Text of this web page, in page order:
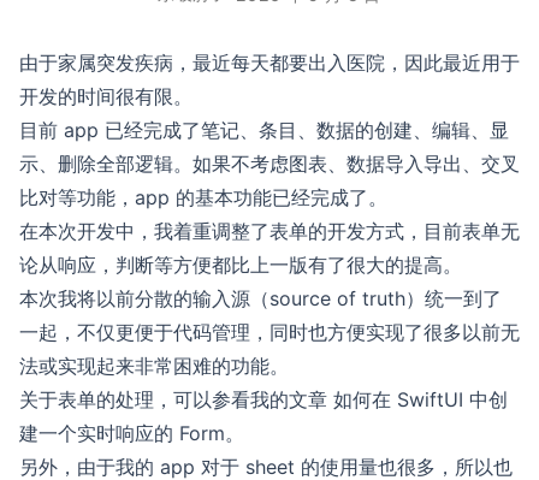
由于家属突发疾病，最近每天都要出入医院，因此最近用于
开发的时间很有限。
目前 app 已经完成了笔记、条目、数据的创建、编辑、显
示、删除全部逻辑。如果不考虑图表、数据导入导出、交叉
比对等功能，app 的基本功能已经完成了。
在本次开发中，我着重调整了表单的开发方式，目前表单无
论从响应，判断等方便都比上一版有了很大的提高。
本次我将以前分散的输入源（source of truth）统一到了
一起，不仅更便于代码管理，同时也方便实现了很多以前无
法或实现起来非常困难的功能。
关于表单的处理，可以参看我的文章 如何在 SwiftUI 中创
建一个实时响应的 Form。
另外，由于我的 app 对于 sheet 的使用量也很多，所以也